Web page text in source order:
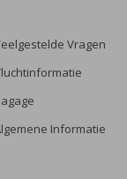
Vragen
Informatie